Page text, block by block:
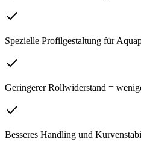
Spezielle Profilgestaltung für
Geringerer Rollwiderstand =
Besseres Handling und